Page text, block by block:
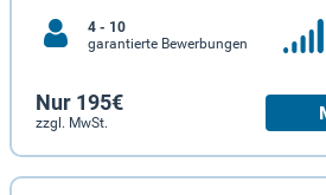
4 - 10
garantierte Bewerbungen
Nur 195€
zzgl. MwSt.